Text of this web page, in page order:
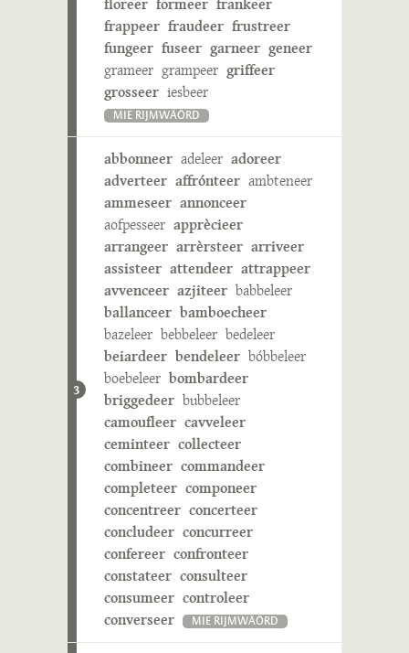
frappeer fraudeer frustreer
fungeer fuseer garneer geneer
grameer grampeer griffeer
grosseer iesbeer
MIE RIJMWÄÖRD
3
abbonneer adeleer adoreer
adverteer affrónteer ambteneer
ammeseer annonceer
aofpesseer apprècieer
arrangeer arrèrsteer arriveer
assisteer attendeer attrappeer
avvenceer azjiteer babbeleer
ballanceer bamboecheer
bazeleer bebbeleer bedeleer
beiardeer bendeleer bóbbeleer
boebeleer bombardeer
briggedeer bubbeleer
camoufleer cavveleer
ceminteer collecteer
combineer commandeer
completeer componeer
concentreer concerteer
concludeer concurreer
confereer confronteer
constateer consulteer
consumeer controleer
converseer
MIE RIJMWÄÖRD